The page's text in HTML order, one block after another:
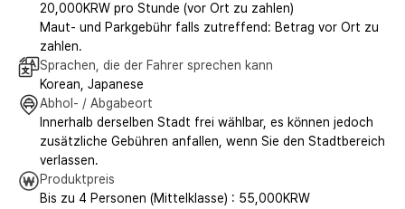
20,000KRW pro Stunde (vor Ort zu zahlen)
Maut- und Parkgebühr falls zutreffend: Betrag vor Ort zu
zahlen.
Sprachen, die der Fahrer sprechen kann
Korean, Japanese
Abhol- / Abgabeort
Innerhalb derselben Stadt frei wählbar, es können jedoch
zusätzliche Gebühren anfallen, wenn Sie den Stadtbereich
verlassen.
Produktpreis
Bis zu 4 Personen (Mittelklasse) : 55,000KRW